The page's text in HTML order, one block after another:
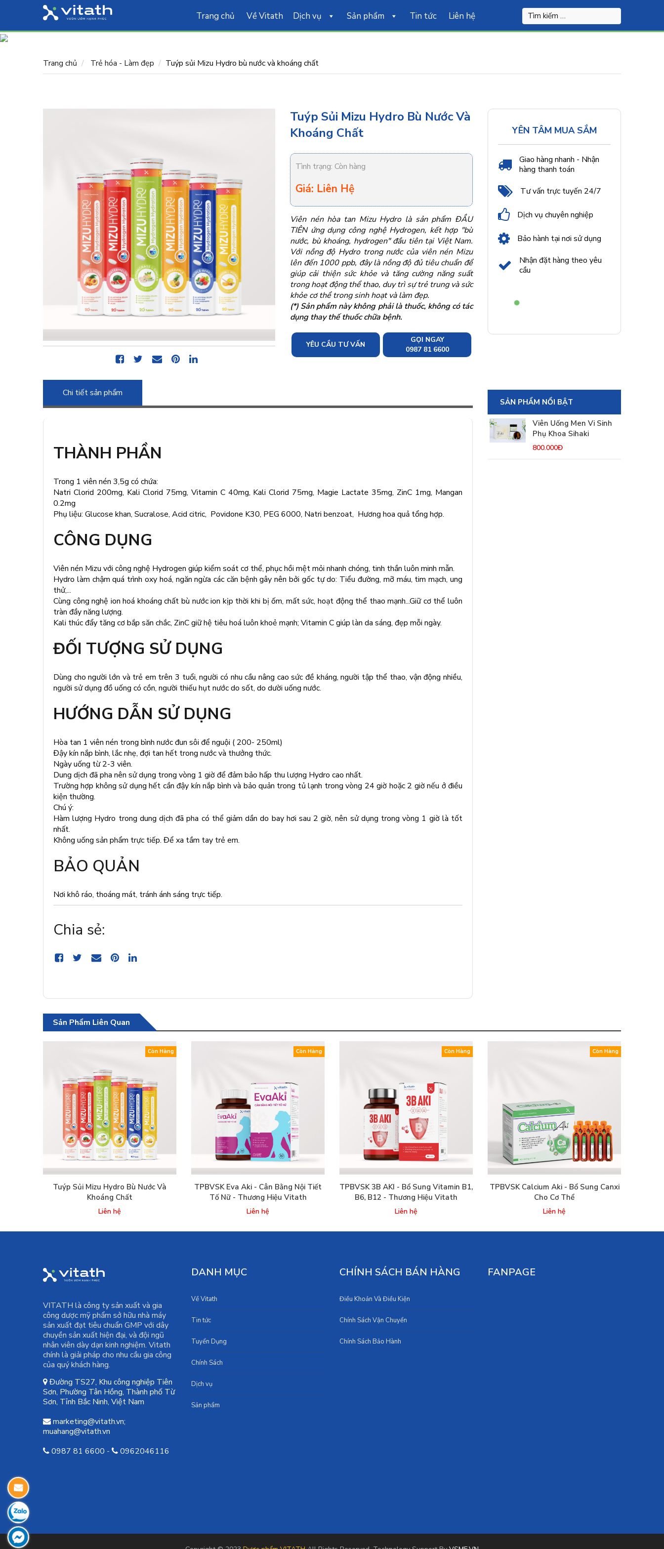
Trang chủ Về Vitath Dịch vụ Sản phẩm Tin tức Liên hệ
Trang chủ Trẻ hóa - Làm đẹp Tuýp sủi Mizu Hydro bù nước và khoáng chất
Tuýp Sủi Mizu Hydro Bù Nước Và
Khoáng Chất
Tình trạng: Còn hàng
Giá: Liên Hệ
Viên nén hòa tan Mizu Hydro là sản phẩm ĐẦU
TIÊN ứng dụng công nghệ Hydrogen, kết hợp "bù
nước, bù khoáng, hydrogen" đầu tiên tại Việt Nam.
Với nồng độ Hydro trong nước của viên nén Mizu
lên đến 1000 ppb, đây là nồng độ đủ tiêu chuẩn để
giúp cải thiện sức khỏe và tăng cường năng suất
trong hoạt động thể thao, duy trì sự trẻ trung và sức
khỏe cơ thể trong sinh hoạt và làm đẹp.
(*) Sản phẩm này không phải là thuốc, không có tác
dụng thay thế thuốc chữa bệnh.
YÊU CẦU TƯ VẤN
GỌI NGAY
0987 81 6600
YÊN TÂM MUA SẮM
Giao hàng nhanh - Nhận
hàng thanh toán
Tư vấn trực tuyến 24/7
Dịch vụ chuyên nghiệp
Bảo hành tại nơi sử dụng
Nhận đặt hàng theo yêu
cầu
Chi tiết sản phẩm
THÀNH PHẦN
Trong 1 viên nén 3,5g có chứa:
Natri Clorid 200mg, Kali Clorid 75mg, Vitamin C 40mg, Kali Clorid 75mg, Magie Lactate 35mg, ZinC 1mg, Mangan
0.2mg
Phụ liệu: Glucose khan, Sucralose, Acid citric, Povidone K30, PEG 6000, Natri benzoat, Hương hoa quả tổng hợp.
CÔNG DỤNG
Viên nén Mizu với công nghệ Hydrogen giúp kiểm soát cơ thể, phục hồi mệt mỏi nhanh chóng, tinh thần luôn minh mẫn.
Hydro làm chậm quá trình oxy hoá, ngăn ngừa các căn bệnh gây nên bởi gốc tự do: Tiểu đường, mỡ máu, tim mạch, ung
thử,...
Cùng công nghệ ion hoá khoáng chất bù nước ion kịp thời khi bị ốm, mất sức, hoạt động thể thao mạnh...Giữ cơ thể luôn
tràn đầy năng lượng.
Kali thúc đẩy tăng cơ bắp săn chắc, ZinC giữ hệ tiêu hoá luôn khoẻ mạnh; Vitamin C giúp làn da sáng, đẹp mỗi ngày.
ĐỐI TƯỢNG SỬ DỤNG
Dùng cho người lớn và trẻ em trên 3 tuổi, người có nhu cầu nâng cao sức đề kháng, người tập thể thao, vận động nhiều,
người sử dụng đồ uống có cồn, người thiếu hụt nước do sốt, do dười uống nước.
HƯỚNG DẪN SỬ DỤNG
Hòa tan 1 viên nén trong bình nước đun sôi để nguội ( 200- 250ml)
Đậy kín nắp bình, lắc nhẹ, đợi tan hết trong nước và thưởng thức.
Ngày uống từ 2-3 viên.
Dung dịch đã pha nên sử dụng trong vòng 1 giờ để đảm bảo hấp thu lượng Hydro cao nhất.
Trường hợp không sử dụng hết cần đậy kín nắp bình và bảo quản trong tủ lạnh trong vòng 24 giờ hoặc 2 giờ nếu ở điều
kiện thường.
Chú ý:
Hàm lượng Hydro trong dung dịch đã pha có thể giảm dần do bay hơi sau 2 giờ, nên sử dụng trong vòng 1 giờ là tốt
nhất.
Không uống sản phẩm trực tiếp. Để xa tầm tay trẻ em.
BẢO QUẢN
Nơi khô ráo, thoáng mát, tránh ánh sáng trực tiếp.
Chia sẻ:
SẢN PHẨM NỔI BẬT
Viên Uống Men Vi Sinh
Phụ Khoa Sihaki
800.000Đ
Sản Phẩm Liên Quan
Còn Hàng
Tuýp Sủi Mizu Hydro Bù Nước Và
Khoáng Chất
Liên hệ
Còn Hàng
TPBVSK Eva Aki - Cân Bằng Nội Tiết
Tố Nữ - Thương Hiệu Vitath
Liên hệ
Còn Hàng
TPBVSK 3B AKI - Bổ Sung Vitamin B1,
B6, B12 - Thương Hiệu Vitath
Liên hệ
Còn Hàng
TPBVSK Calcium Aki - Bổ Sung Canxi
Cho Cơ Thể
Liên hệ
VITATH là công ty sản xuất và gia
công dược mỹ phẩm sở hữu nhà máy
sản xuất đạt tiêu chuẩn GMP với dây
chuyền sản xuất hiện đại, và đội ngũ
nhân viên dày dạn kinh nghiệm. Vitath
chính là giải pháp cho nhu cầu gia công
của quý khách hàng.
Đường TS27, Khu công nghiệp Tiên
Sơn, Phường Tân Hồng, Thành phố Từ
Sơn, Tỉnh Bắc Ninh, Việt Nam
marketing@vitath.vn;
muahang@vitath.vn
0987 81 6600 - 0962046116
DANH MỤC
Về Vitath
Tin tức
Tuyển Dụng
Chính Sách
Dịch vụ
Sản phẩm
CHÍNH SÁCH BÁN HÀNG
Điều Khoản Và Điều Kiện
Chính Sách Vận Chuyển
Chính Sách Bảo Hành
FANPAGE